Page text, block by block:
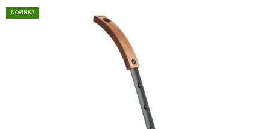
NOVINKA